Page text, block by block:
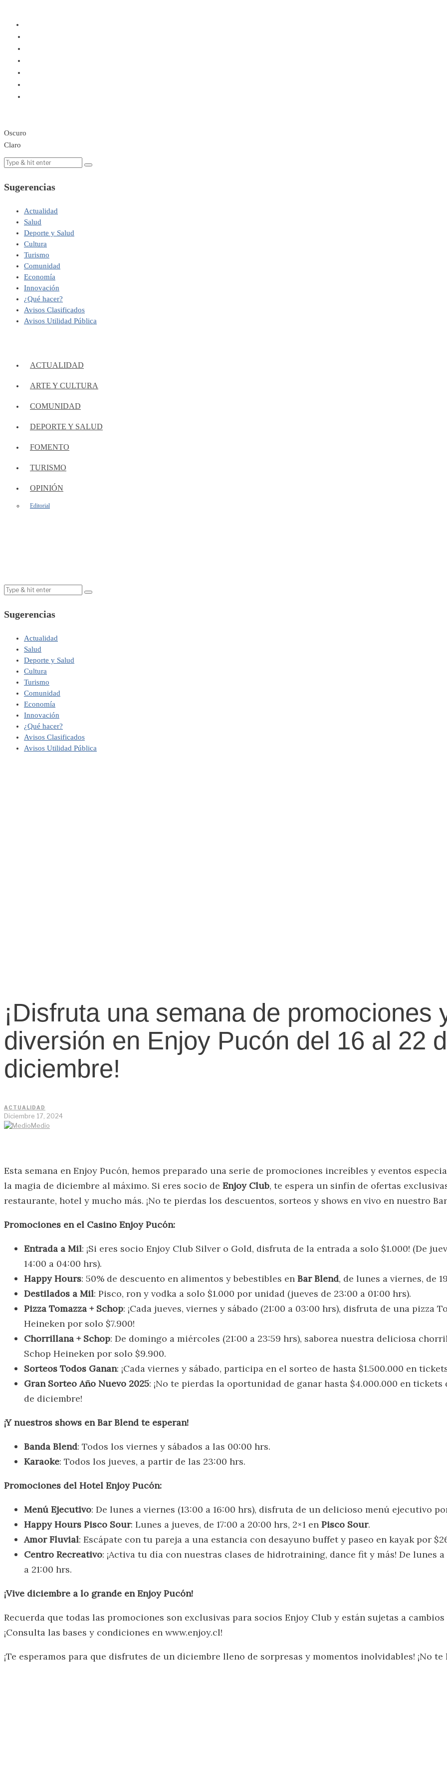
Oscuro
Claro
Sugerencias
Actualidad
Salud
Deporte y Salud
Cultura
Turismo
Comunidad
Economía
Innovación
¿Qué hacer?
Avisos Clasificados
Avisos Utilidad Pública
ACTUALIDAD
ARTE Y CULTURA
COMUNIDAD
DEPORTE Y SALUD
FOMENTO
TURISMO
OPINIÓN
Editorial
Sugerencias
Actualidad
Salud
Deporte y Salud
Cultura
Turismo
Comunidad
Economía
Innovación
¿Qué hacer?
Avisos Clasificados
Avisos Utilidad Pública
¡Disfruta una semana de promociones
diversión en Enjoy Pucón del 16 al 22
diciembre!
ACTUALIDAD
Diciembre 17, 2024
Medio
Esta semana en Enjoy Pucón, hemos preparado una serie de promociones increíbles y eventos
la magia de diciembre al máximo. Si eres socio de Enjoy Club, te espera un sinfín de ofertas
restaurante, hotel y mucho más. ¡No te pierdas los descuentos, sorteos y shows en vivo en nuestro
Promociones en el Casino Enjoy Pucón:
Entrada a Mil: ¡Si eres socio Enjoy Club Silver o Gold, disfruta de la entrada a solo $1.000! (De
14:00 a 04:00 hrs).
Happy Hours: 50% de descuento en alimentos y bebestibles en Bar Blend, de lunes a viernes, de
Destilados a Mil: Pisco, ron y vodka a solo $1.000 por unidad (jueves de 23:00 a 01:00 hrs).
Pizza Tomazza + Schop: ¡Cada jueves, viernes y sábado (21:00 a 03:00 hrs), disfruta de una pizza
Heineken por solo $7.900!
Chorrillana + Schop: De domingo a miércoles (21:00 a 23:59 hrs), saborea nuestra deliciosa
Schop Heineken por solo $9.900.
Sorteos Todos Ganan: ¡Cada viernes y sábado, participa en el sorteo de hasta $1.500.000 en
Gran Sorteo Año Nuevo 2025: ¡No te pierdas la oportunidad de ganar hasta $4.000.000 en tickets
de diciembre!
¡Y nuestros shows en Bar Blend te esperan!
Banda Blend: Todos los viernes y sábados a las 00:00 hrs.
Karaoke: Todos los jueves, a partir de las 23:00 hrs.
Promociones del Hotel Enjoy Pucón:
Menú Ejecutivo: De lunes a viernes (13:00 a 16:00 hrs), disfruta de un delicioso menú ejecutivo
Happy Hours Pisco Sour: Lunes a jueves, de 17:00 a 20:00 hrs, 2×1 en Pisco Sour.
Amor Fluvial: Escápate con tu pareja a una estancia con desayuno buffet y paseo en kayak por
Centro Recreativo: ¡Activa tu día con nuestras clases de hidrotraining, dance fit y más! De lunes
a 21:00 hrs.
¡Vive diciembre a lo grande en Enjoy Pucón!
Recuerda que todas las promociones son exclusivas para socios Enjoy Club y están sujetas a
¡Consulta las bases y condiciones en www.enjoy.cl!
¡Te esperamos para que disfrutes de un diciembre lleno de sorpresas y momentos inolvidables! ¡No